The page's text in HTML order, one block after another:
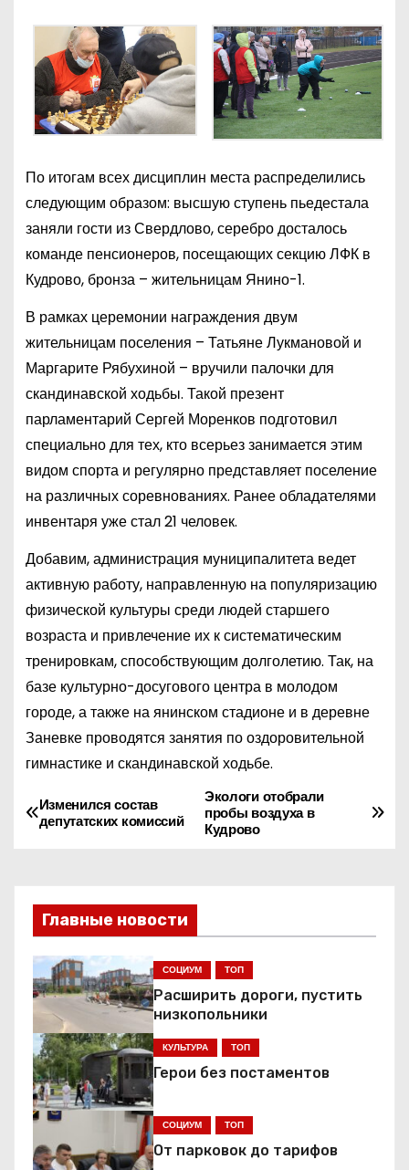
По итогам всех дисциплин места распределились
следующим образом: высшую ступень пьедестала
заняли гости из Свердлово, серебро досталось
команде пенсионеров, посещающих секцию ЛФК в
Кудрово, бронза – жительницам Янино-1.
В рамках церемонии награждения двум
жительницам поселения – Татьяне Лукмановой и
Маргарите Рябухиной – вручили палочки для
скандинавской ходьбы. Такой презент
парламентарий Сергей Моренков подготовил
специально для тех, кто всерьез занимается этим
видом спорта и регулярно представляет поселение
на различных соревнованиях. Ранее обладателями
инвентаря уже стал 21 человек.
Добавим, администрация муниципалитета ведет
активную работу, направленную на популяризацию
физической культуры среди людей старшего
возраста и привлечение их к систематическим
тренировкам, способствующим долголетию. Так, на
базе культурно-досугового центра в молодом
городе, а также на янинском стадионе и в деревне
Заневке проводятся занятия по оздоровительной
гимнастике и скандинавской ходьбе.
Н
г
а
ц
и
я
п
Экологи отобрали
пробы воздуха в
Кудрово
Изменился состав
депутатских комиссий
Главные новости
СОЦИУМ ТОП
Расширить дороги, пустить
низкопольники
КУЛЬТУРА ТОП
Герои без постаментов
СОЦИУМ ТОП
От парковок до тарифов